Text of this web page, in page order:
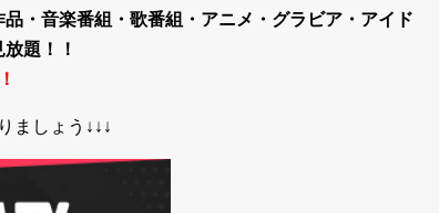
・音楽番組・歌番組・アニメ・グラビア・アイド
題！！
ましょう↓↓↓